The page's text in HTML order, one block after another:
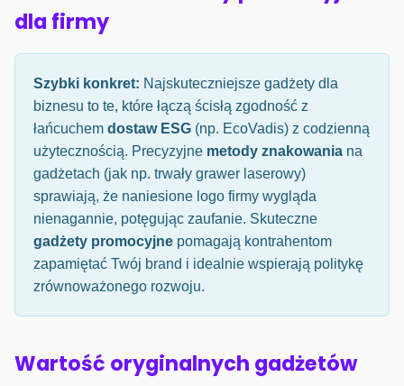
dla firmy
Szybki konkret: Najskuteczniejsze gadżety dla
biznesu to te, które łączą ścisłą zgodność z
łańcuchem dostaw ESG (np. EcoVadis) z codzienną
użytecznością. Precyzyjne metody znakowania na
gadżetach (jak np. trwały grawer laserowy)
sprawiają, że naniesione logo firmy wygląda
nienagannie, potęgując zaufanie. Skuteczne
gadżety promocyjne pomagają kontrahentom
zapamiętać Twój brand i idealnie wspierają politykę
zrównoważonego rozwoju.
Wartość oryginalnych gadżetów